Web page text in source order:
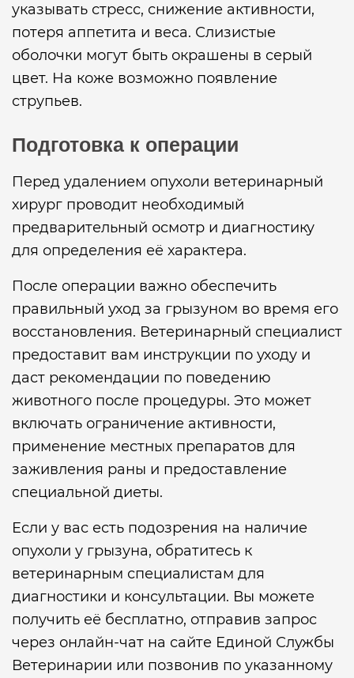
указывать стресс, снижение активности,
потеря аппетита и веса. Слизистые
оболочки могут быть окрашены в серый
цвет. На коже возможно появление
струпьев.
Подготовка к операции
Перед удалением опухоли ветеринарный
хирург проводит необходимый
предварительный осмотр и диагностику
для определения её характера.
После операции важно обеспечить
правильный уход за грызуном во время его
восстановления. Ветеринарный специалист
предоставит вам инструкции по уходу и
даст рекомендации по поведению
животного после процедуры. Это может
включать ограничение активности,
применение местных препаратов для
заживления раны и предоставление
специальной диеты.
Если у вас есть подозрения на наличие
опухоли у грызуна, обратитесь к
ветеринарным специалистам для
диагностики и консультации. Вы можете
получить её бесплатно, отправив запрос
через онлайн-чат на сайте Единой Службы
Ветеринарии или позвонив по указанному